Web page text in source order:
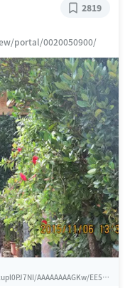
portal/0020050900/
2819
AAAAAAAAGKw/EE5h0i